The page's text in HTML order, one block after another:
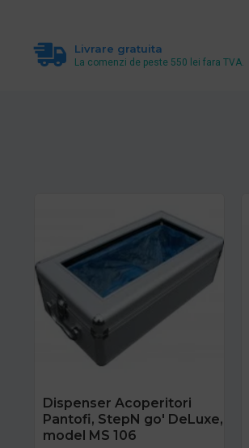
Livrare gratuita
La comenzi de peste 550 lei fara TVA.
Dispenser Acoperitori
Pantofi, StepN go' DeLuxe,
model MS 106